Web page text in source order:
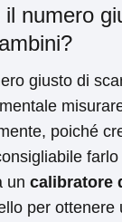
numero
giusto di
poiché
un calibratore
per ottenere